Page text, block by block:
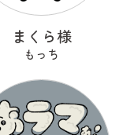
まくら様
もっち